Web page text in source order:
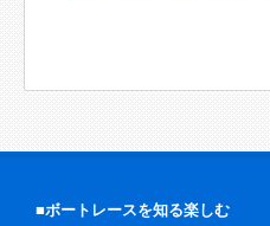
■ボートレースを知る楽しむ